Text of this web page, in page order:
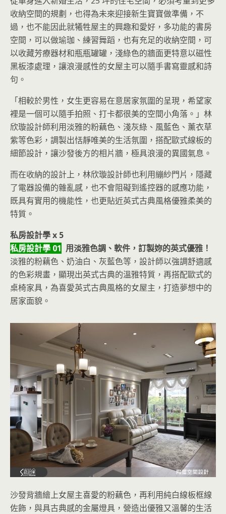
收納空間的規劃，也得為未來迎接新生寶寶做準備，不
過，也不能因此就犧牲屋主的興趣和愛好，多功能的書房
空間，可以做瑜珈、練習舞蹈，也有充足的收納空間，可
以收藏芳療器材和瓶瓶罐罐，淺綠色的牆面更特意以磁性
黑板漆處理，讓浪漫感性的女屋主可以隨手書寫靈感和詩
句。
「相較於男性，女生更容易在意居家氛圍的呈現，希望家
裡是一個可以隨手拍照、打卡都很美的空間小角落。」林
欣璇設計師利用淡雅的粉藕色、淺灰綠、風藍色、薰衣草
紫等色彩，調製出恬靜唯美的生活氛圍，搭配歐式線板的
細節設計，讓沙發後方的相片牆，極具浪漫的異國氣息。
而在收納的設計上，林欣璇設計師也利用繃紗門片，隱藏
了電器設備的雜亂感，也不會阻礙到遙控器的感應功能，
既具有實用的機能性，也更貼近英式古典風格優雅柔美的
特質。
私房設計學 x 5
私房設計學 01 用淡雅色調、軟件，訂製妳的英式優雅！
淡雅的粉藕色、奶油白、灰藍色等，設計師以強調舒適感
的色彩規畫，顯現出英式古典的溫雅特質，再搭配歐式的
桌椅家具，為喜愛英式古典風格的女屋主，打造夢想中的
居家面貌。
沙發背牆繪上女屋主喜愛的粉藕色，再利用純白線板框線
佐飾，與具古典感的金屬燈具，營造出優雅又溫馨的生活